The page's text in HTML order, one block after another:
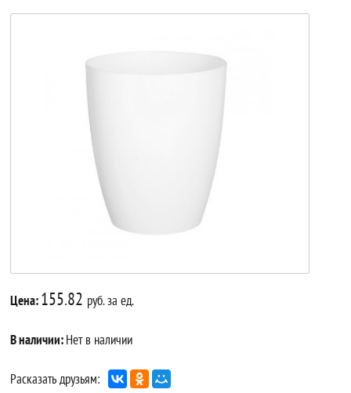
Цена:155.82 руб. за ед.
В наличии:Нет в наличии
Расказать друзьям: